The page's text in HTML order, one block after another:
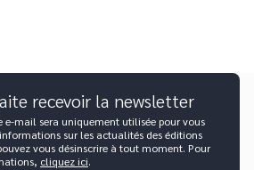
recevoir la newsletter
e-mail sera uniquement utilisée pour vous
sur les actualités des éditions
vous désinscrire à tout moment. Pour
cliquez ici.